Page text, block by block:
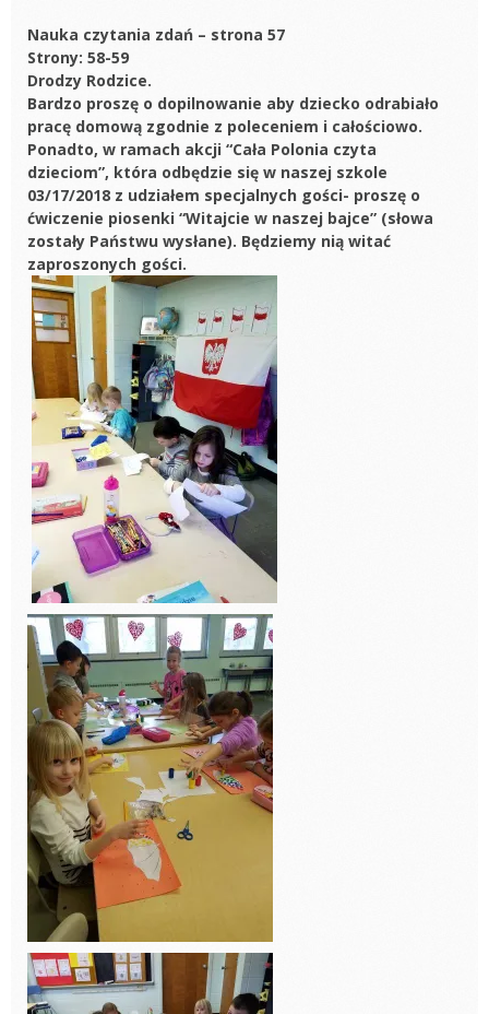
Nauka czytania zdań – strona 57
Strony: 58-59
Drodzy Rodzice.
Bardzo proszę o dopilnowanie aby dziecko odrabiało
pracę domową zgodnie z poleceniem i całościowo.
Ponadto, w ramach akcji “Cała Polonia czyta
dzieciom”, która odbędzie się w naszej szkole
03/17/2018 z udziałem specjalnych gości- proszę o
ćwiczenie piosenki “Witajcie w naszej bajce” (słowa
zostały Państwu wysłane). Będziemy nią witać
zaproszonych gości.